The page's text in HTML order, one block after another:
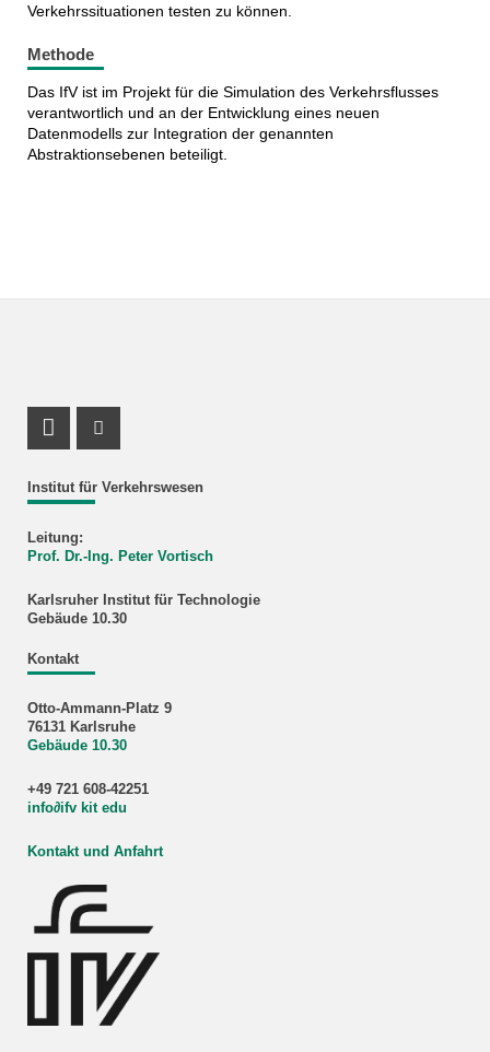
Verkehrssituationen testen zu können.
Methode
Das IfV ist im Projekt für die Simulation des Verkehrsflusses
verantwortlich und an der Entwicklung eines neuen
Datenmodells zur Integration der genannten
Abstraktionsebenen beteiligt.
Institut für Verkehrswesen
Leitung:
Prof. Dr.-Ing. Peter Vortisch
Karlsruher Institut für Technologie
Gebäude 10.30
Kontakt
Otto-Ammann-Platz 9
76131 Karlsruhe
Gebäude 10.30
+49 721 608-42251
info∂ifv kit edu
Kontakt und Anfahrt
LinkedIn Profil
ResearchGate Profil